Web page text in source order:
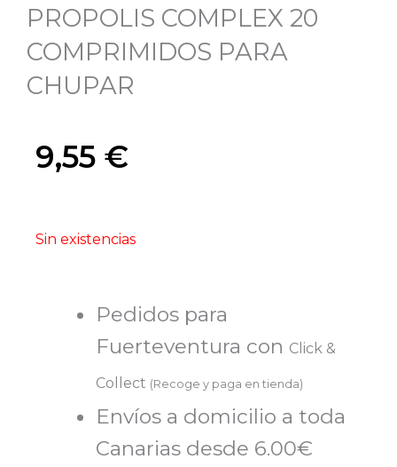
PROPOLIS COMPLEX 20
COMPRIMIDOS PARA
CHUPAR
9,55 €
Sin existencias
Pedidos para
Fuerteventura con Click &
Collect (Recoge y paga en tienda)
Envíos a domicilio a toda
Canarias desde 6.00€